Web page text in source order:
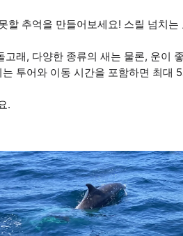
할 추억을 만들어보세요! 스릴 넘치
고래, 다양한 종류의 새는 물론, 운이
투어와 이동 시간을 포함하면 최대
.